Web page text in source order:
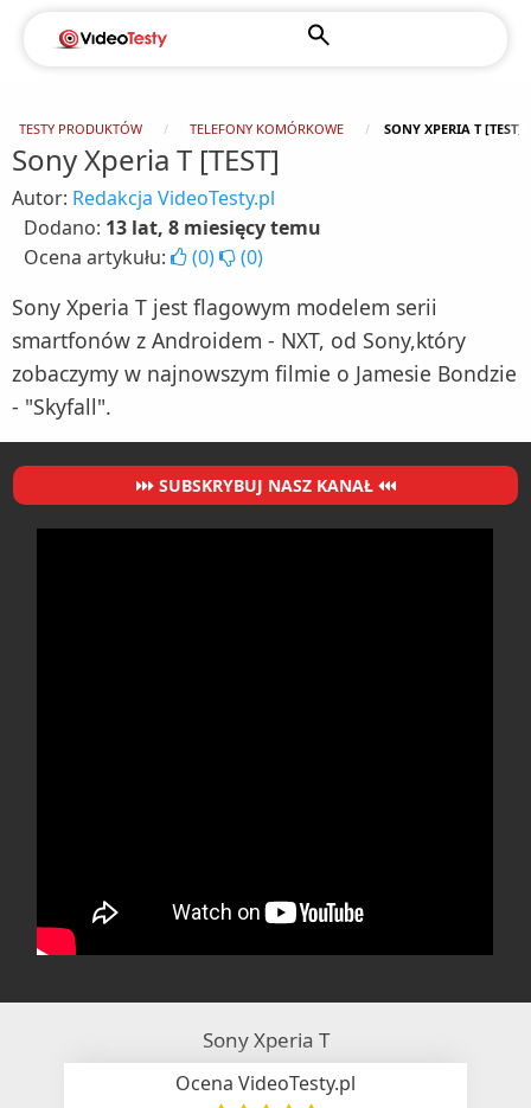
TESTY PRODUKTÓW TELEFONY KOMÓRKOWE SONY XPERIA T [TEST]
Sony Xperia T [TEST]
Autor: Redakcja VideoTesty.pl
Dodano: 13 lat, 8 miesięcy temu
Ocena artykułu:
(0) (0)
Sony Xperia T jest flagowym modelem serii
smartfonów z Androidem - NXT, od Sony,który
zobaczymy w najnowszym filmie o Jamesie Bondzie
- "Skyfall".
SUBSKRYBUJ NASZ KANAŁ
Sony Xperia T
Ocena VideoTesty.pl